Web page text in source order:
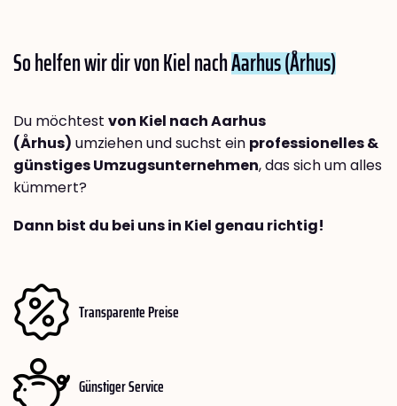
So helfen wir dir von Kiel nachAarhus (Århus)
Du möchtest von Kiel nach Aarhus
(Århus) umziehen und suchst ein professionelles &
günstiges Umzugsunternehmen, das sich um alles
kümmert?
Dann bist du bei uns in Kiel genau richtig!
Transparente Preise
Günstiger Service